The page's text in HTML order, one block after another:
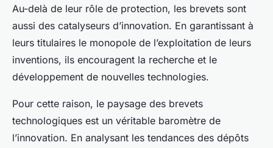
Au-delà de leur rôle de protection, les brevets sont
aussi des catalyseurs d’innovation. En garantissant à
leurs titulaires le monopole de l’exploitation de leurs
inventions, ils encouragent la recherche et le
développement de nouvelles technologies.
Pour cette raison, le paysage des brevets
technologiques est un véritable baromètre de
l’innovation. En analysant les tendances des dépôts